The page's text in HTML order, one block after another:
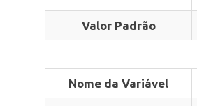
Valor Padrão
Nome da Variável